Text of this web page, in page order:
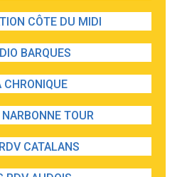
CÔTE DU MIDI
BARQUES
CHRONIQUE
TOUR
CATALANS